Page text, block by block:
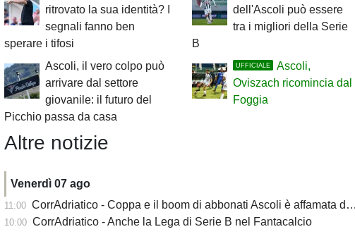
ritrovato la sua identità? I
segnali fanno ben
sperare i tifosi
dell'Ascoli può essere
tra i migliori della Serie
B
Ascoli, il vero colpo può
arrivare dal settore
giovanile: il futuro del
Picchio passa da casa
UFFICIALE
Ascoli,
Oviszach ricomincia dal
Foggia
Altre notizie
Venerdì 07 ago
11:00 CorrAdriatico - Coppa e il boom di abbonati Ascoli è affamata di calcio
10:00 CorrAdriatico - Anche la Lega di Serie B nel Fantacalcio